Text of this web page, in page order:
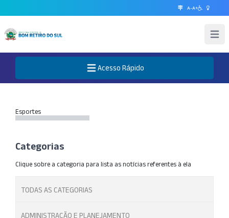
A-A+
Abrir
Abre o Menu
Acesso Rápido
Esportes
Categorias
Clique sobre a categoria para lista as notícias referentes à ela
TODAS AS CATEGORIAS
ADMINISTRAÇÃO E PLANEJAMENTO